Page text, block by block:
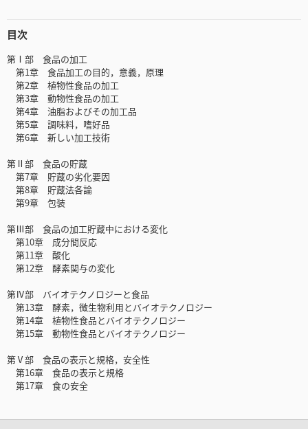
目次
第Ⅰ部 食品の加工
第1章 食品加工の目的，意義，原理
第2章 植物性食品の加工
第3章 動物性食品の加工
第4章 油脂およびその加工品
第5章 調味料，嗜好品
第6章 新しい加工技術
第Ⅱ部 食品の貯蔵
第7章 貯蔵の劣化要因
第8章 貯蔵法各論
第9章 包装
第Ⅲ部 食品の加工貯蔵中における変化
第10章 成分間反応
第11章 酸化
第12章 酵素関与の変化
第Ⅳ部 バイオテクノロジーと食品
第13章 酵素，微生物利用とバイオテクノロジー
第14章 植物性食品とバイオテクノロジー
第15章 動物性食品とバイオテクノロジー
第Ⅴ部 食品の表示と規格，安全性
第16章 食品の表示と規格
第17章 食の安全